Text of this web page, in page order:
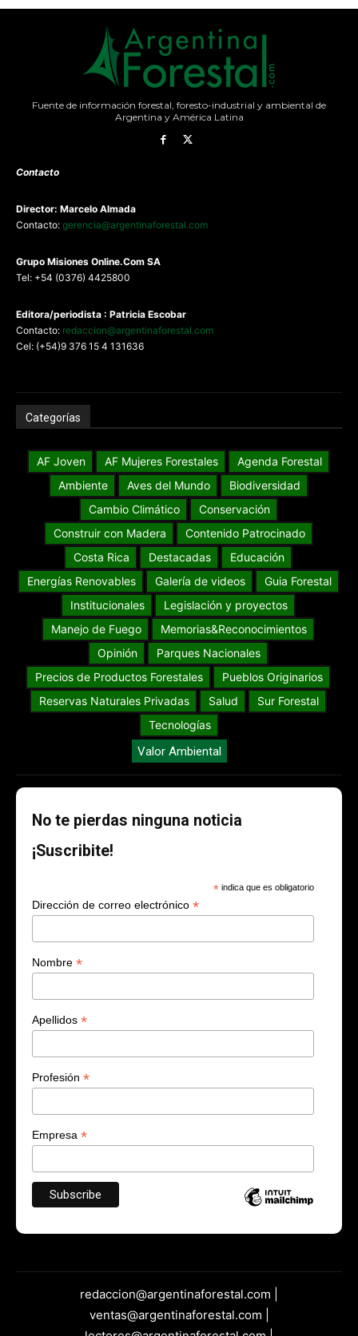
Fuente de información forestal, foresto-industrial y ambiental de
Argentina y América Latina
Contacto
Director: Marcelo Almada
Contacto: gerencia@argentinaforestal.com
Grupo Misiones Online.Com SA
Tel: +54 (0376) 4425800
Editora/periodista : Patricia Escobar
Contacto: redaccion@argentinaforestal.com
Cel: (+54)9 376 15 4 131636
Categorías
AF Joven AF Mujeres Forestales
Agenda Forestal
Ambiente
Aves del Mundo
Biodiversidad
Cambio Climático
Conservación
Construir con Madera
Contenido Patrocinado
Costa Rica
Destacadas
Educación
Energías Renovables
Galería de videos
Guia Forestal
Institucionales
Legislación y proyectos
Manejo de Fuego
Memorias&Reconocimientos
Opinión
Parques Nacionales
Precios de Productos Forestales
Pueblos Originarios
Reservas Naturales Privadas
Salud
Sur Forestal
Tecnologías
Valor Ambiental
No te pierdas ninguna noticia
¡Suscribite!
* indica que es obligatorio
Dirección de correo electrónico *
Nombre *
Apellidos *
Profesión *
Empresa *
redaccion@argentinaforestal.com |
ventas@argentinaforestal.com |